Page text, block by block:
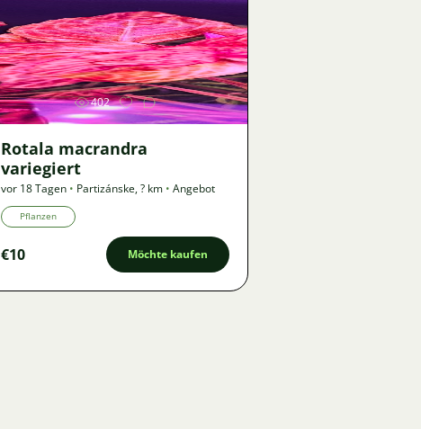
Bild
402
Rotala macrandra
variegiert
vor 18 Tagen • Partizánske,? km • Angebot
Pflanzen
€10 Möchte kaufen